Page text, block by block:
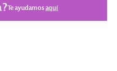
Te ayudamosaquí